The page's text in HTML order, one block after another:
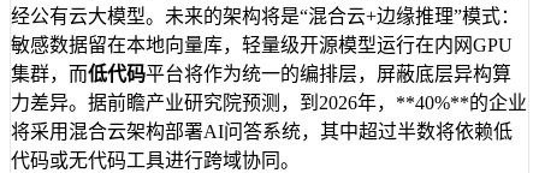
经公有云大模型。未来的架构将是“混合云+边缘推理”模式：
敏感数据留在本地向量库，轻量级开源模型运行在内网GPU
集群，而低代码平台将作为统一的编排层，屏蔽底层异构算
力差异。据前瞻产业研究院预测，到2026年，**40%**的企业
将采用混合云架构部署AI问答系统，其中超过半数将依赖低
代码或无代码工具进行跨域协同。